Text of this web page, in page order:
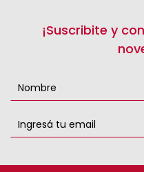
¡Suscribite y